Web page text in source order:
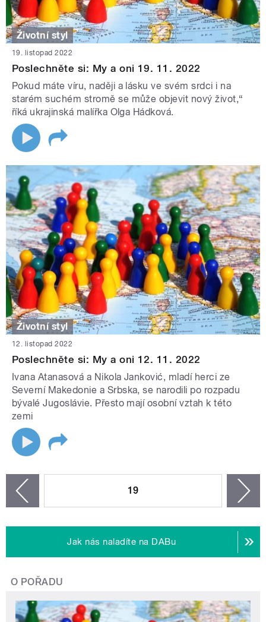
Životní styl
19. listopad 2022
Poslechněte si: My a oni 19. 11. 2022
Pokud máte víru, naději a lásku ve svém srdci i na
starém suchém stromě se může objevit nový život,“
říká ukrajinská malířka Olga Hádková.
Životní styl
12. listopad 2022
Poslechněte si: My a oni 12. 11. 2022
Ivana Atanasová a Nikola Janković, mladí herci ze
Severní Makedonie a Srbska, se narodili po rozpadu
bývalé Jugoslávie. Přesto mají osobní vztah k této
zemi
19
Jak nás naladíte na DABu
O POŘADU